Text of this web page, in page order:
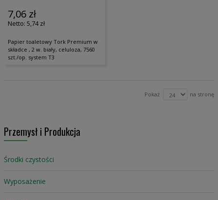
7,06 zł
5,74 zł
Papier toaletowy Tork Premium w
składce , 2 w. biały, celuloza, 7560
szt./op. system T3
Pokaż na stronę
Przemysł i Produkcja
Środki czystości
Wyposażenie